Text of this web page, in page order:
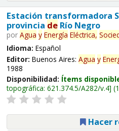
Estación transformadora
provincia deRío Negro
por Agua y Energía Eléctrica,
Idioma: Español
Editor: Buenos Aires: Agua y
1988
Disponibilidad: Ítems
topográfica: 621.374.5/A282/v.4
Hacer